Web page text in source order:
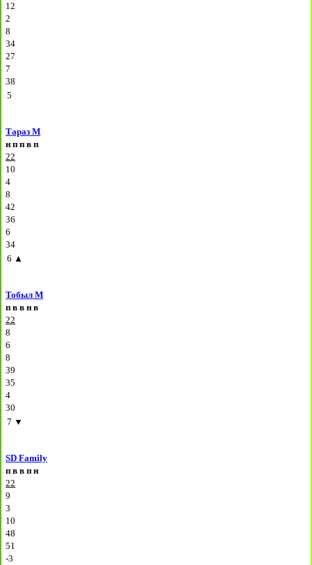
12
2
8
34
27
7
38
5
Тараз М
н п п в п
22
10
4
8
42
36
6
34
6 ▲
Тобыл М
п в в н в
22
8
6
8
39
35
4
30
7 ▼
SD Family
п в в п н
22
9
3
10
48
51
-3